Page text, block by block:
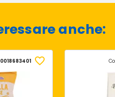
anche:
0018683401